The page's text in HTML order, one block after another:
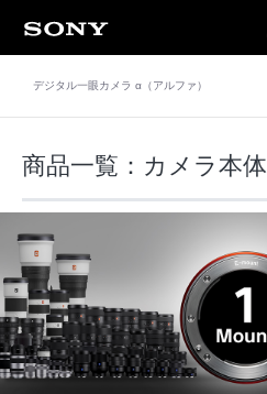
デジタル一眼カメラ α（アルファ）
商品一覧：カメラ本体